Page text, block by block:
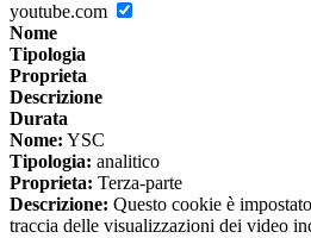
youtube.com
Nome
Tipologia
Proprieta
Descrizione
Durata
Nome: YSC
Tipologia: analitico
Proprieta: Terza-parte
Descrizione: Questo cookie è
traccia delle visualizzazioni dei video